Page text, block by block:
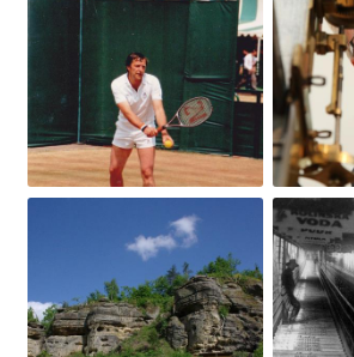
Obrázek Obrázek